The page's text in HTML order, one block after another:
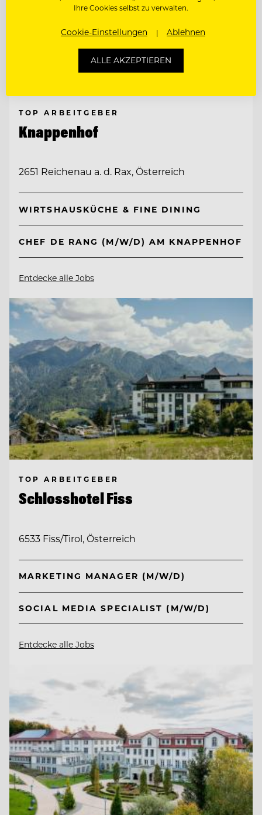
TOP ARBEITGEBER
Knappenhof
2651 Reichenau a. d. Rax, Österreich
WIRTSHAUSKÜCHE & FINE DINING
CHEF DE RANG (M/W/D) AM KNAPPENHOF
Entdecke alle Jobs
TOP ARBEITGEBER
Schlosshotel Fiss
6533 Fiss/Tirol, Österreich
MARKETING MANAGER (M/W/D)
SOCIAL MEDIA SPECIALIST (M/W/D)
Entdecke alle Jobs
Ihre Cookies selbst zu verwalten.
Cookie-Einstellungen Ablehnen
ALLE AKZEPTIEREN